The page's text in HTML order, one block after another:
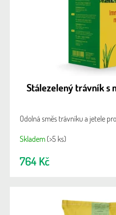
Stálezelený trávník s
Odolná směs trávníku a jetele
Skladem(>5 ks)
764 Kč